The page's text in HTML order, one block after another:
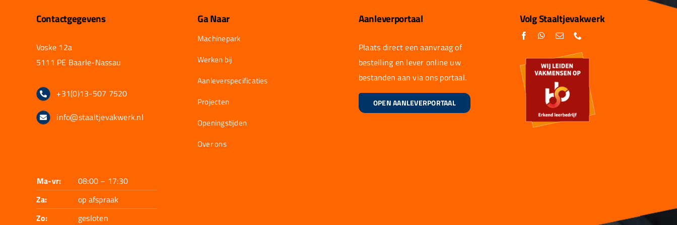
Contactgegevens
Voske 12a
5111 PE Baarle-Nassau
+31(0)13-507 7520
info@staaltjevakwerk.nl
Ma-vr:
08:00 – 17:30
Za:
op afspraak
Zo:
gesloten
Ga Naar
Machinepark
Werken bij
Aanleverspecificaties
Projecten
Openingstijden
Over ons
Aanleverportaal
Plaats direct een aanvraag of
bestelling en lever online uw
bestanden aan via ons portaal.
OPEN AANLEVERPORTAAL
Volg Staaltjevakwerk